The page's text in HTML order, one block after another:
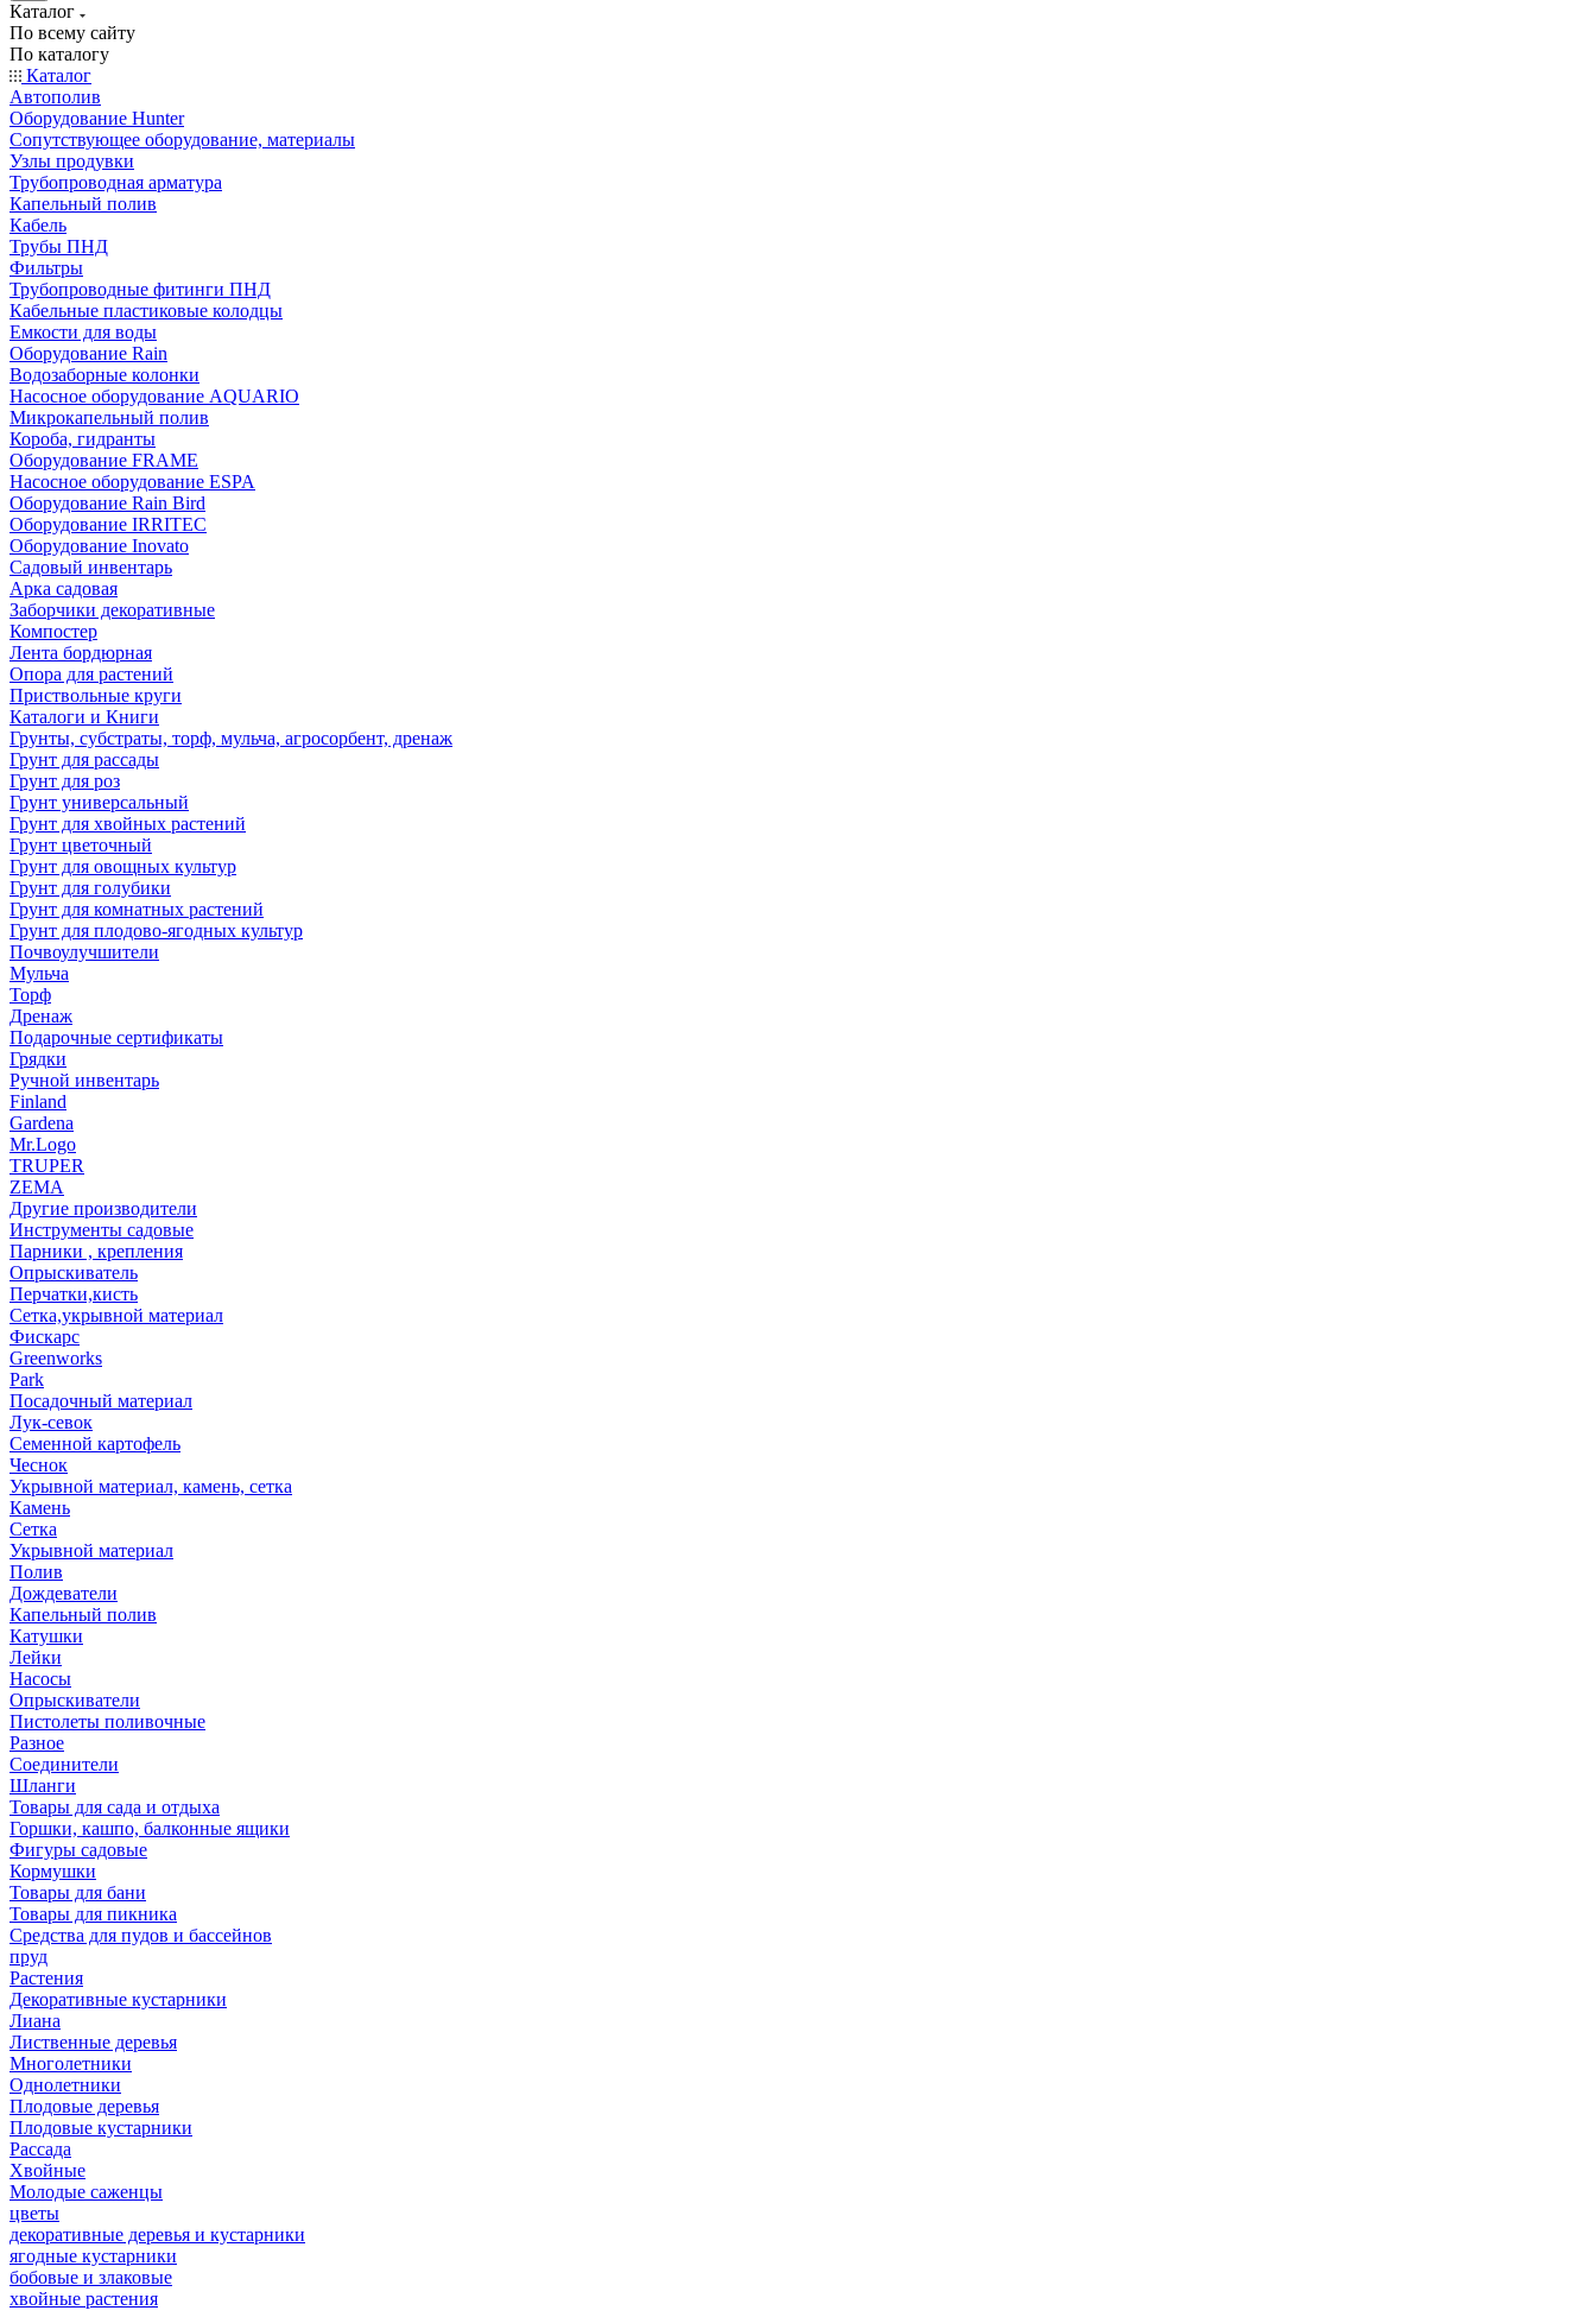
Каталог
По всему сайту
По каталогу
Каталог
Автополив
Оборудование Hunter
Сопутствующее оборудование, материалы
Узлы продувки
Трубопроводная арматура
Капельный полив
Кабель
Трубы ПНД
Фильтры
Трубопроводные фитинги ПНД
Кабельные пластиковые колодцы
Емкости для воды
Оборудование Rain
Водозаборные колонки
Насосное оборудование AQUARIO
Микрокапельный полив
Короба, гидранты
Оборудование FRAME
Насосное оборудование ESPA
Оборудование Rain Bird
Оборудование IRRITEC
Оборудование Inovato
Садовый инвентарь
Арка садовая
Заборчики декоративные
Компостер
Лента бордюрная
Опора для растений
Приствольные круги
Каталоги и Книги
Грунты, субстраты, торф, мульча, агросорбент, дренаж
Грунт для рассады
Грунт для роз
Грунт универсальный
Грунт для хвойных растений
Грунт цветочный
Грунт для овощных культур
Грунт для голубики
Грунт для комнатных растений
Грунт для плодово-ягодных культур
Почвоулучшители
Мульча
Торф
Дренаж
Подарочные сертификаты
Грядки
Ручной инвентарь
Finland
Gardena
Mr.Logo
TRUPER
ZEMA
Другие производители
Инструменты садовые
Парники , крепления
Опрыскиватель
Перчатки,кисть
Сетка,укрывной материал
Фискарс
Greenworks
Park
Посадочный материал
Лук-севок
Семенной картофель
Чеснок
Укрывной материал, камень, сетка
Камень
Сетка
Укрывной материал
Полив
Дождеватели
Капельный полив
Катушки
Лейки
Насосы
Опрыскиватели
Пистолеты поливочные
Разное
Соединители
Шланги
Товары для сада и отдыха
Горшки, кашпо, балконные ящики
Фигуры садовые
Кормушки
Товары для бани
Товары для пикника
Средства для пудов и бассейнов
пруд
Растения
Декоративные кустарники
Лиана
Лиственные деревья
Многолетники
Однолетники
Плодовые деревья
Плодовые кустарники
Рассада
Хвойные
Молодые саженцы
цветы
декоративные деревья и кустарники
ягодные кустарники
бобовые и злаковые
хвойные растения